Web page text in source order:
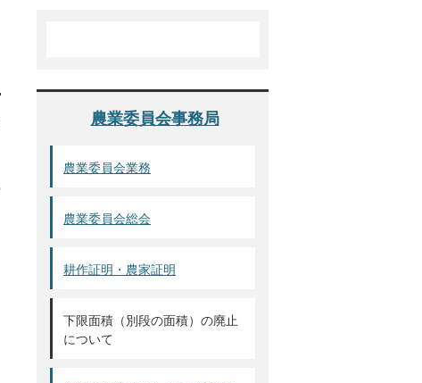
農業委員会事務局
農業委員会業務
農業委員会総会
耕作証明・農家証明
下限面積（別段の面積）の廃止
について